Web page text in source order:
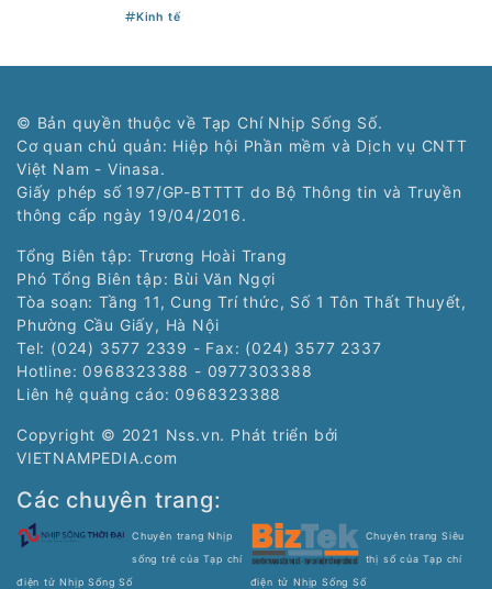
Kinh tế
© Bản quyền thuộc về Tạp Chí Nhịp Sống Số.
Cơ quan chủ quản: Hiệp hội Phần mềm và Dịch vụ CNTT
Việt Nam - Vinasa.
Giấy phép số 197/GP-BTTTT do Bộ Thông tin và Truyền
thông cấp ngày 19/04/2016.
Tổng Biên tập: Trương Hoài Trang
Phó Tổng Biên tập: Bùi Văn Ngợi
Tòa soạn: Tầng 11, Cung Trí thức, Số 1 Tôn Thất Thuyết,
Phường Cầu Giấy, Hà Nội
Tel: (024) 3577 2339 - Fax: (024) 3577 2337
Hotline: 0968323388 - 0977303388
Liên hệ quảng cáo: 0968323388
Copyright © 2021 Nss.vn. Phát triển bởi
VIETNAMPEDIA.com
Các chuyên trang:
Chuyên trang Nhịp
sống trẻ của Tạp chí
điện tử Nhịp Sống Số
Chuyên trang Siêu
thị số của Tạp chí
điện tử Nhịp Sống Số